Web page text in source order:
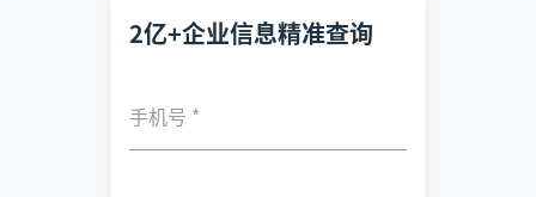
2亿+企业信息精准查询
手机号 *